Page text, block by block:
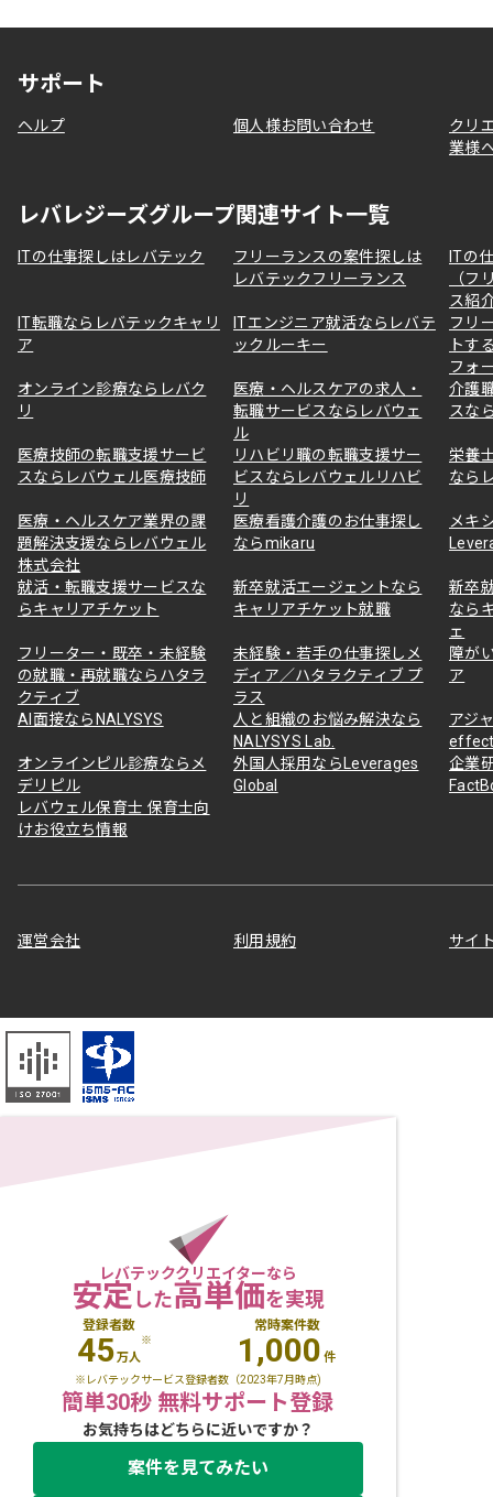
サポート
ヘルプ 個人様お問い合わせ
クリ
業様
レバレジーズグループ関連サイト一覧
ITの仕事探しはレバテック
フリーランスの案件探しは
レバテックフリーランス
ITの
（フ
ス紹
IT転職ならレバテックキャリ
ア
ITエンジニア就活ならレバテ
ックルーキー
フリ
トす
フォ
オンライン診療ならレバク
リ
医療・ヘルスケアの求人・
転職サービスならレバウェ
ル
介護
スな
医療技師の転職支援サービ
スならレバウェル医療技師
リハビリ職の転職支援サー
ビスならレバウェルリハビ
リ
栄養
なら
医療・ヘルスケア業界の課
題解決支援ならレバウェル
株式会社
医療看護介護のお仕事探し
ならmikaru
メキ
就活・転職支援サービスな
らキャリアチケット
新卒就活エージェントなら
キャリアチケット就職
新卒
なら
ェ
フリーター・既卒・未経験
の就職・再就職ならハタラ
クティブ
未経験・若手の仕事探しメ
ディア／ハタラクティブ プ
ラス
障が
ア
AI面接ならNALYSYS
人と組織のお悩み解決なら
NALYSYS Lab.
アジ
オンラインピル診療ならメ
デリピル
外国人採用ならLeverages
Global
企業
レバウェル保育士 保育士向
けお役立ち情報
運営会社 利用規約 サイ
レバテッククリエイターなら
安定した高単価を実現
登録者数
45万人
※
常時案件数
1,000 件
※レバテックサービス登録者数（2023年7月時点)
簡単30秒 無料サポート登録
お気持ちはどちらに近いですか？
案件を見てみたい